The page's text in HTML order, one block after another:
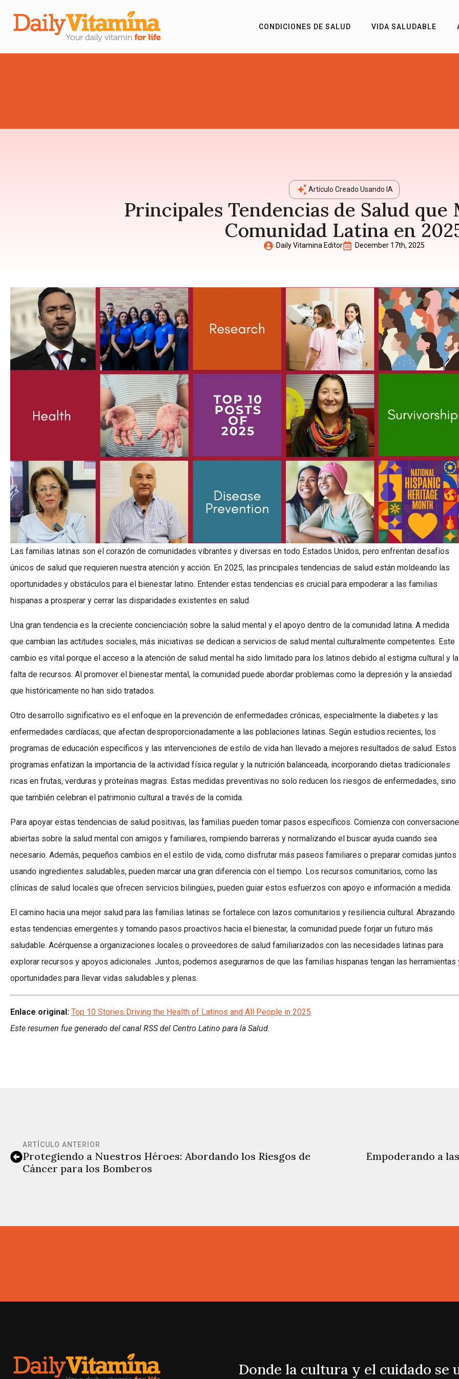
CONDICIONES DE SALUD VIDA SALUDABLE
Artículo Creado Usando IA
Principales Tendencias de Salud que
Comunidad Latina en
Daily Vitamina Editor December 17th, 2025
Las familias latinas son el corazón de comunidades vibrantes y diversas en todo Estados Unidos, pero enfrentan desafíos
únicos de salud que requieren nuestra atención y acción. En 2025, las principales tendencias de salud están moldeando las
oportunidades y obstáculos para el bienestar latino. Entender estas tendencias es crucial para empoderar a las familias
hispanas a prosperar y cerrar las disparidades existentes en salud.
Una gran tendencia es la creciente concienciación sobre la salud mental y el apoyo dentro de la comunidad latina. A medida
que cambian las actitudes sociales, más iniciativas se dedican a servicios de salud mental culturalmente competentes. Este
cambio es vital porque el acceso a la atención de salud mental ha sido limitado para los latinos debido al estigma cultural y la
falta de recursos. Al promover el bienestar mental, la comunidad puede abordar problemas como la depresión y la ansiedad
que históricamente no han sido tratados.
Otro desarrollo significativo es el enfoque en la prevención de enfermedades crónicas, especialmente la diabetes y las
enfermedades cardíacas, que afectan desproporcionadamente a las poblaciones latinas. Según estudios recientes, los
programas de educación específicos y las intervenciones de estilo de vida han llevado a mejores resultados de salud. Estos
programas enfatizan la importancia de la actividad física regular y la nutrición balanceada, incorporando dietas tradicionales
ricas en frutas, verduras y proteínas magras. Estas medidas preventivas no solo reducen los riesgos de enfermedades, sino
que también celebran el patrimonio cultural a través de la comida.
Para apoyar estas tendencias de salud positivas, las familias pueden tomar pasos específicos. Comienza con
abiertas sobre la salud mental con amigos y familiares, rompiendo barreras y normalizando el buscar ayuda cuando sea
necesario. Además, pequeños cambios en el estilo de vida, como disfrutar más paseos familiares o preparar comidas juntos
usando ingredientes saludables, pueden marcar una gran diferencia con el tiempo. Los recursos comunitarios, como las
clínicas de salud locales que ofrecen servicios bilingües, pueden guiar estos esfuerzos con apoyo e información a medida.
El camino hacia una mejor salud para las familias latinas se fortalece con lazos comunitarios y resiliencia cultural. Abrazando
estas tendencias emergentes y tomando pasos proactivos hacia el bienestar, la comunidad puede forjar un futuro más
saludable. Acérquense a organizaciones locales o proveedores de salud familiarizados con las necesidades latinas para
explorar recursos y apoyos adicionales. Juntos, podemos asegurarnos de que las familias hispanas tengan las herramientas
oportunidades para llevar vidas saludables y plenas.
Enlace original: Top 10 Stories Driving the Health of Latinos and All People in 2025
Este resumen fue generado del canal RSS del Centro Latino para la Salud.
ARTÍCULO ANTERIOR
Protegiendo a Nuestros Héroes: Abordando los Riesgos de
Cáncer para los Bomberos
Empoderando a
Donde la cultura y el cuidado se